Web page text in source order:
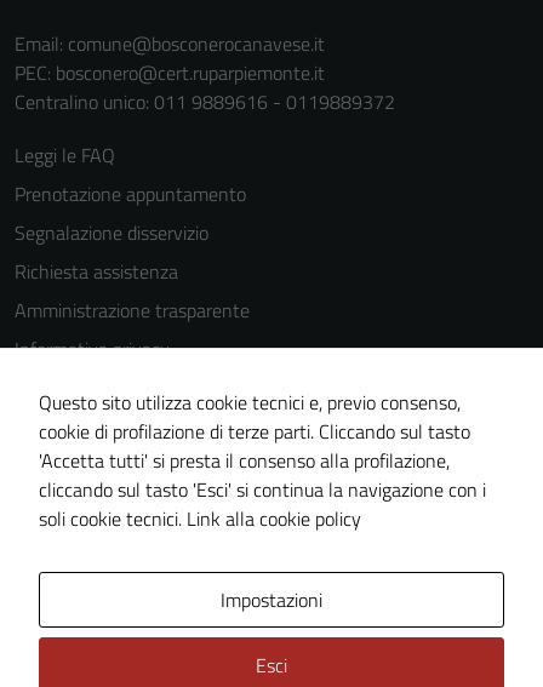
Email: comune@bosconerocanavese.it
PEC: bosconero@cert.ruparpiemonte.it
Centralino unico: 011 9889616 - 0119889372
Leggi le FAQ
Prenotazione appuntamento
Segnalazione disservizio
Richiesta assistenza
Amministrazione trasparente
Informativa privacy
Cookie Policy
Note legali
Dichiarazione di accessibilità
Piano di miglioramento del sito
Questo sito utilizza cookie tecnici e, previo consenso,
cookie di profilazione di terze parti. Cliccando sul tasto
'Accetta tutti' si presta il consenso alla profilazione,
cliccando sul tasto 'Esci' si continua la navigazione con i
soli cookie tecnici. Link alla cookie policy
Impostazioni
Esci
possono
essere
disabilitati.
Questi cookie
non raccolgono
personali.